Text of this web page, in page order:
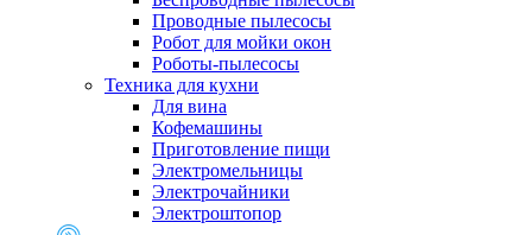
Проводные пылесосы
Робот для мойки окон
Роботы-пылесосы
Техника для кухни
Для вина
Кофемашины
Приготовление пищи
Электромельницы
Электрочайники
Электроштопор